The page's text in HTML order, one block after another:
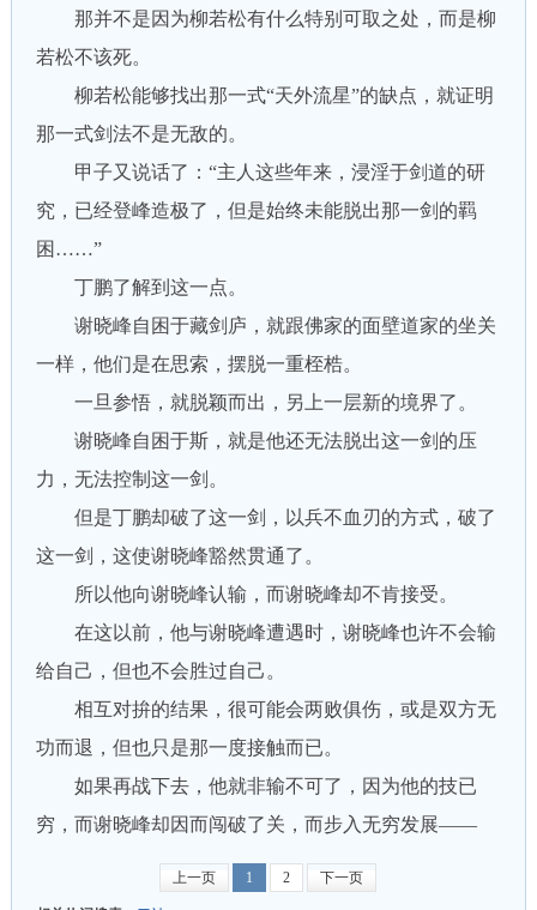
那并不是因为柳若松有什么特别可取之处，而是柳
若松不该死。
柳若松能够找出那一式“天外流星”的缺点，就证明
那一式剑法不是无敌的。
甲子又说话了：“主人这些年来，浸淫于剑道的研
究，已经登峰造极了，但是始终未能脱出那一剑的羁
困……”
丁鹏了解到这一点。
谢晓峰自困于藏剑庐，就跟佛家的面壁道家的坐关
一样，他们是在思索，摆脱一重桎梏。
一旦参悟，就脱颖而出，另上一层新的境界了。
谢晓峰自困于斯，就是他还无法脱出这一剑的压
力，无法控制这一剑。
但是丁鹏却破了这一剑，以兵不血刃的方式，破了
这一剑，这使谢晓峰豁然贯通了。
所以他向谢晓峰认输，而谢晓峰却不肯接受。
在这以前，他与谢晓峰遭遇时，谢晓峰也许不会输
给自己，但也不会胜过自己。
相互对拚的结果，很可能会两败俱伤，或是双方无
功而退，但也只是那一度接触而已。
如果再战下去，他就非输不可了，因为他的技已
穷，而谢晓峰却因而闯破了关，而步入无穷发展——
上一页 1 2 下一页